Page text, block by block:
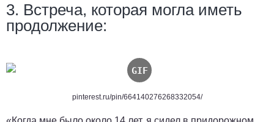
3. Встреча, которая могла иметь
продолжение:
pinterest.ru/pin/664140276268332054/